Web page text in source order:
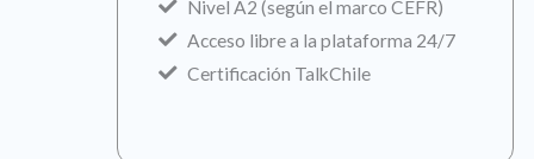
Nivel A2 (según el marco CEFR)
Acceso libre a la plataforma 24/7
Certificación TalkChile